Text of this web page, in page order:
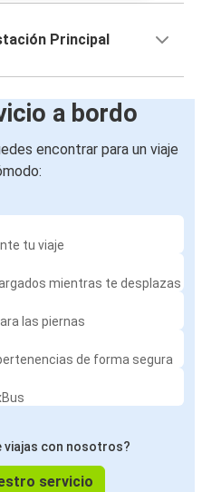
Principal
a bordo
encontrar para un viaje
tu viaje
mientras te desplazas
las piernas
de forma segura
viajas con nosotros?
servicio